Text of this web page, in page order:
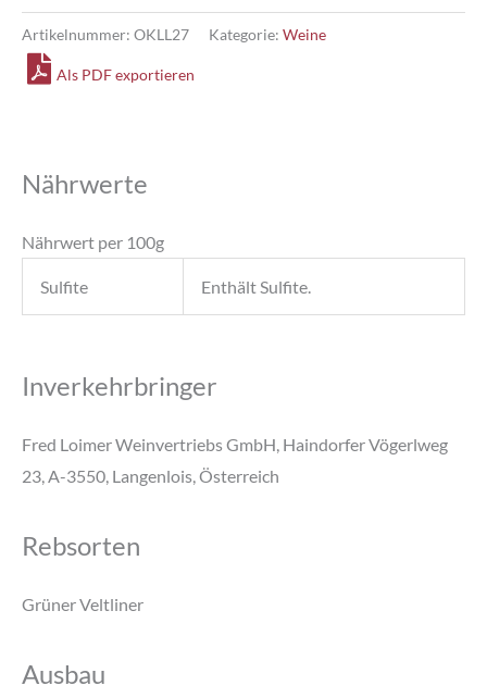
Artikelnummer: OKLL27 Kategorie: Weine
Als PDF exportieren
Nährwerte
Nährwert per 100g
Sulfite Enthält Sulfite.
Inverkehrbringer
Fred Loimer Weinvertriebs GmbH, Haindorfer Vögerlweg
23, A-3550, Langenlois, Österreich
Rebsorten
Grüner Veltliner
Ausbau